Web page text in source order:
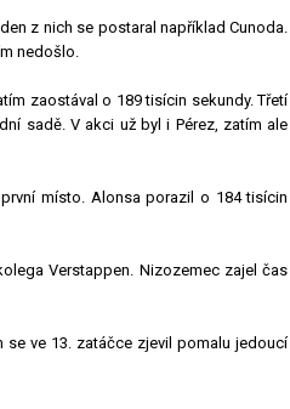
z nich se postaral například Cunoda.
nedošlo.
zaostával o 189 tisícin sekundy. Třetí
sadě. V akci už byl i Pérez, zatím ale
místo. Alonsa porazil o 184 tisícin
Verstappen. Nizozemec zajel čas
ve 13. zatáčce zjevil pomalu jedoucí